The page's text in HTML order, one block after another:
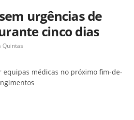
urgências de
cinco dias
Quintas
médicas no próximo fim-de-